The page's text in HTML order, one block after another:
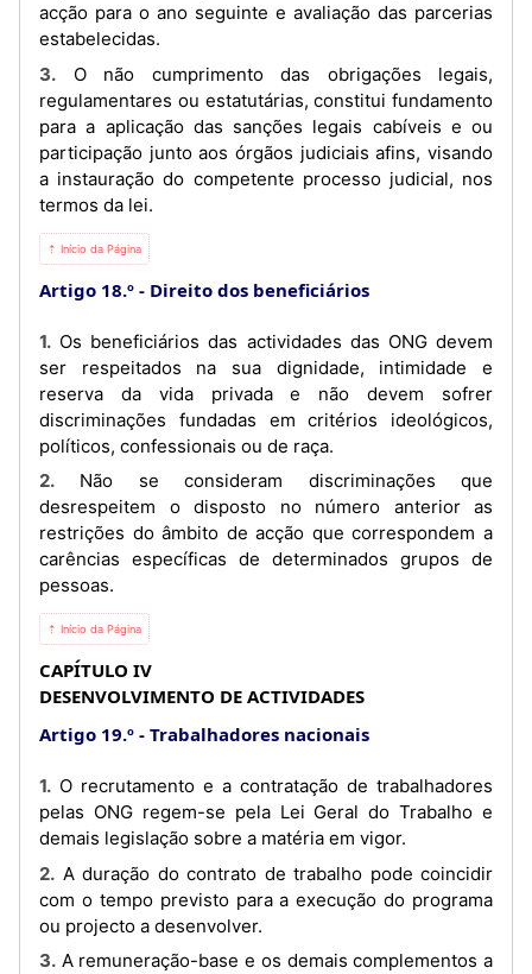
acção para o ano seguinte e avaliação das parcerias
estabelecidas.
3. O não cumprimento das obrigações legais,
regulamentares ou estatutárias, constitui fundamento
para a aplicação das sanções legais cabíveis e ou
participação junto aos órgãos judiciais afins, visando
a instauração do competente processo judicial, nos
termos da lei.
⇡ Início da Página
Artigo 18.º Direito dos beneficiários
1. Os beneficiários das actividades das ONG devem
ser respeitados na sua dignidade, intimidade e
reserva da vida privada e não devem sofrer
discriminações fundadas em critérios ideológicos,
políticos, confessionais ou de raça.
2. Não se consideram discriminações que
desrespeitem o disposto no número anterior as
restrições do âmbito de acção que correspondem a
carências específicas de determinados grupos de
pessoas.
⇡ Início da Página
CAPÍTULO IV
DESENVOLVIMENTO DE ACTIVIDADES
Artigo 19.º
Trabalhadores nacionais
1. O recrutamento e a contratação de trabalhadores
pelas ONG regem-se pela Lei Geral do Trabalho e
demais legislação sobre a matéria em vigor.
2. A duração do contrato de trabalho pode coincidir
com o tempo previsto para a execução do programa
ou projecto a desenvolver.
3. A remuneração-base e os demais complementos a